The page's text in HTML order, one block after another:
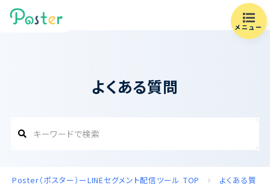
メニュー
よくある質問
Poster（ポスター）ーLINEセグメント配信ツール TOP
よくある質